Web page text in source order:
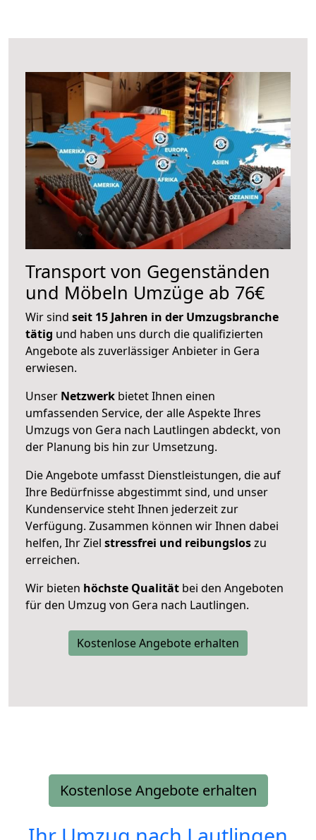
Transport von Gegenständen
und Möbeln Umzüge ab 76€
Wir sind seit 15 Jahren in der Umzugsbranche
tätig und haben uns durch die qualifizierten
Angebote als zuverlässiger Anbieter in Gera
erwiesen.
Unser Netzwerk bietet Ihnen einen
umfassenden Service, der alle Aspekte Ihres
Umzugs von Gera nach Lautlingen abdeckt, von
der Planung bis hin zur Umsetzung.
Die Angebote umfasst Dienstleistungen, die auf
Ihre Bedürfnisse abgestimmt sind, und unser
Kundenservice steht Ihnen jederzeit zur
Verfügung. Zusammen können wir Ihnen dabei
helfen, Ihr Ziel stressfrei und reibungsloszu
erreichen.
Wir bieten höchste Qualität bei den Angeboten
für den Umzug von Gera nach Lautlingen.
Kostenlose Angebote erhalten
Kostenlose Angebote erhalten